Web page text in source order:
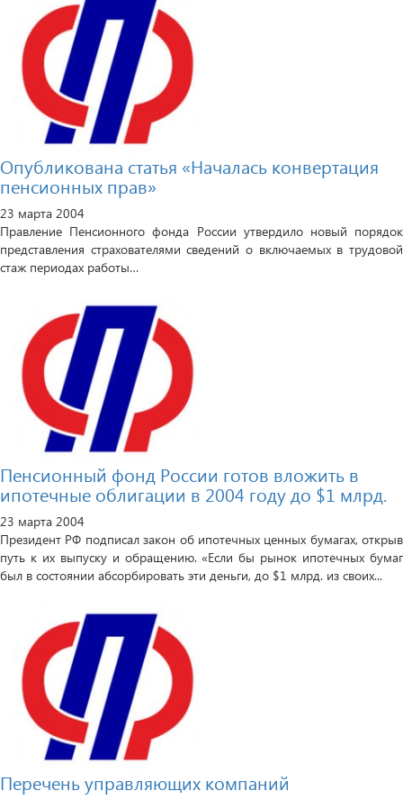
Опубликована статья «Началась конвертация
пенсионных прав»
23 марта 2004
Правление Пенсионного фонда России утвердило новый порядок
представления страхователями сведений о включаемых в трудовой
стаж периодах работы…
Пенсионный фонд России готов вложить в
ипотечные облигации в 2004 году до $1 млрд.
23 марта 2004
Президент РФ подписал закон об ипотечных ценных бумагах, открыв
путь к их выпуску и обращению. «Если бы рынок ипотечных бумаг
был в состоянии абсорбировать эти деньги, до $1 млрд. из своих...
Перечень управляющих компаний